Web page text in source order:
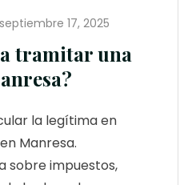
septiembre 17, 2025
tramitar una
la legítima en
Manresa.
sobre impuestos,